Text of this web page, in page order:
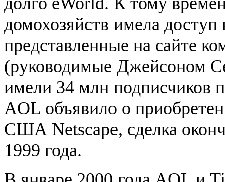
домохозяйств имела
представленные на сайте
(руководимые Джейсоном
имели 34 млн подписчиков
AOL объявило о
США Netscape, сделка
1999 года.